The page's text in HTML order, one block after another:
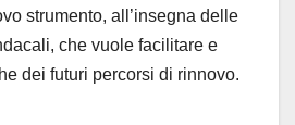
strumento, all’insegna delle
che vuole facilitare e
dei futuri percorsi di rinnovo.